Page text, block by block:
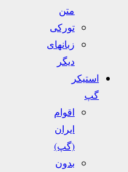
متن
تورکی
زبانهای
دیگر
استیکر
گپ
اقوام
ایران
(گپ)
بدون